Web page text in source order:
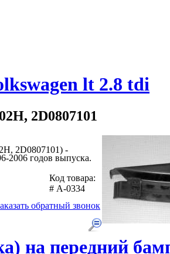
lt 2.8 tdi
2D0807101
2D0807101) -
2006 годов выпуска.
Код товара:
# A-0334
обратный звонок
на передний